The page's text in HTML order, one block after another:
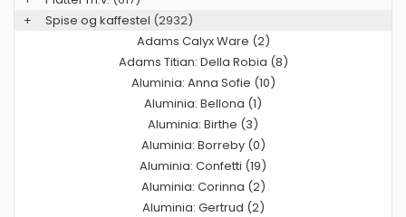
+
Spise og kaffestel (2932)
Adams Calyx Ware (2)
Adams Titian: Della Robia (8)
Aluminia: Anna Sofie (10)
Aluminia: Bellona (1)
Aluminia: Birthe (3)
Aluminia: Borreby (0)
Aluminia: Confetti (19)
Aluminia: Corinna (2)
Aluminia: Gertrud (2)